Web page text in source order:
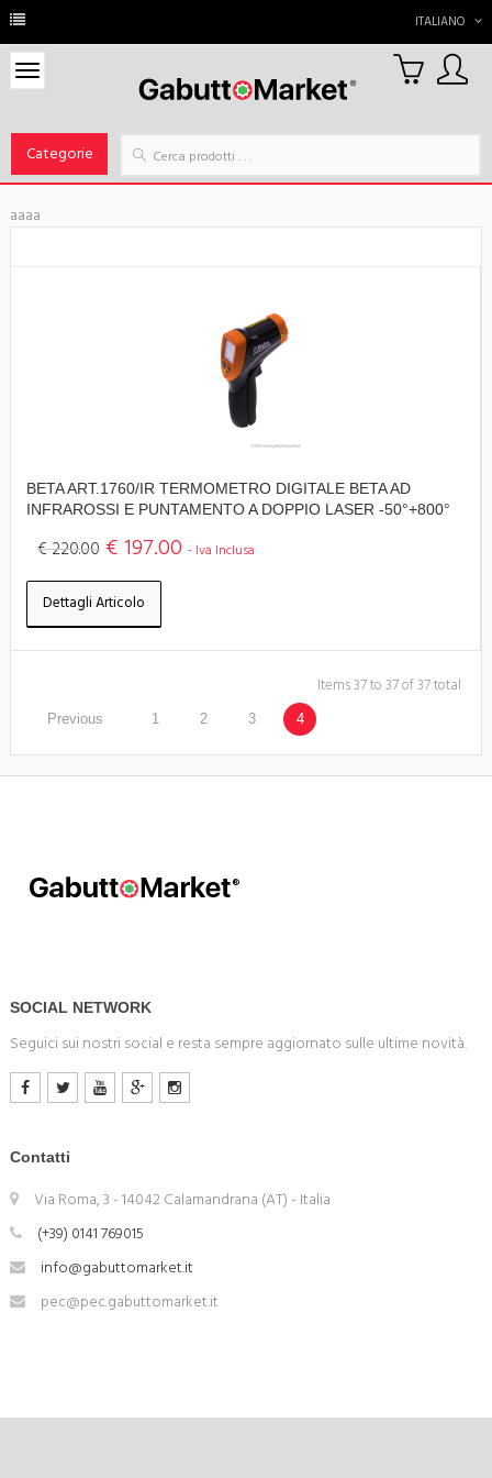
ITALIANO
Categorie
0
Carrello
aaaa
BETA ART.1760/IR TERMOMETRO DIGITALE BETA AD
INFRAROSSI E PUNTAMENTO A DOPPIO LASER -50°+800°
€ 220.00 € 197.00 - Iva Inclusa
Dettagli Articolo
Items 37 to 37 of 37 total
Previous 1 2 3 4
SOCIAL NETWORK
Seguici sui nostri social e resta sempre aggiornato sulle ultime novità.
Contatti
Via Roma, 3 - 14042 Calamandrana (AT) - Italia
(+39) 0141 769015
info@gabuttomarket.it
pec@pec.gabuttomarket.it